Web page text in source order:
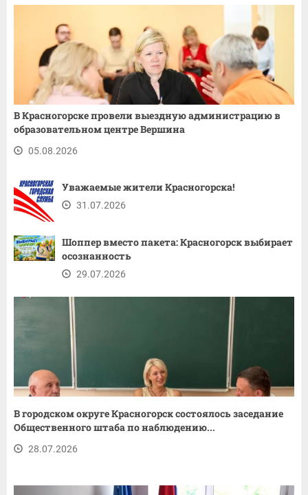
В Красногорске провели выездную администрацию в
образовательном центре Вершина
05.08.2026
Уважаемые жители Красногорска!
31.07.2026
Шоппер вместо пакета: Красногорск выбирает
осознанность
29.07.2026
В городском округе Красногорск состоялось заседание
Общественного штаба по наблюдению...
28.07.2026